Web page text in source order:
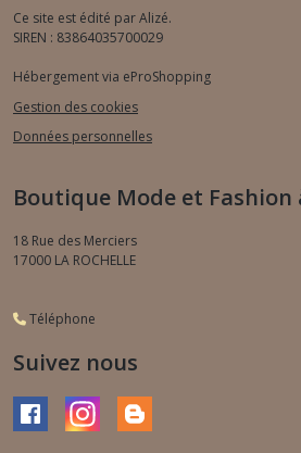
Ce site est édité par Alizé.
SIREN : 83864035700029
Hébergement via eProShopping
Gestion des cookies
Données personnelles
Boutique Mode et Fashion
18 Rue des Merciers
17000 LA ROCHELLE
Téléphone
Suivez nous